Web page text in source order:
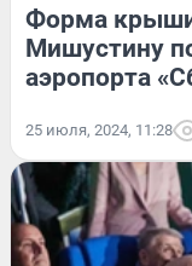
Форма
Мишустину
аэропорта
25 июля, 2024, 11:28